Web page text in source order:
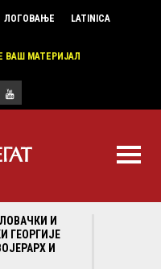
ЛОГОВАЊЕ LATINICA
МАТЕРИЈАЛ
И
ГЕОРГИЈЕ
И